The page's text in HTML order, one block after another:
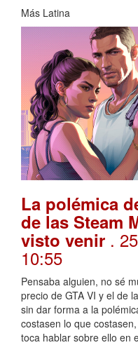
Más Latina
La polémica
de las Steam
visto venir .
10:55
Pensaba alguien, no sé
precio de GTA VI y el de
sin dar forma a la
costasen lo que
toca hablar sobre ello en